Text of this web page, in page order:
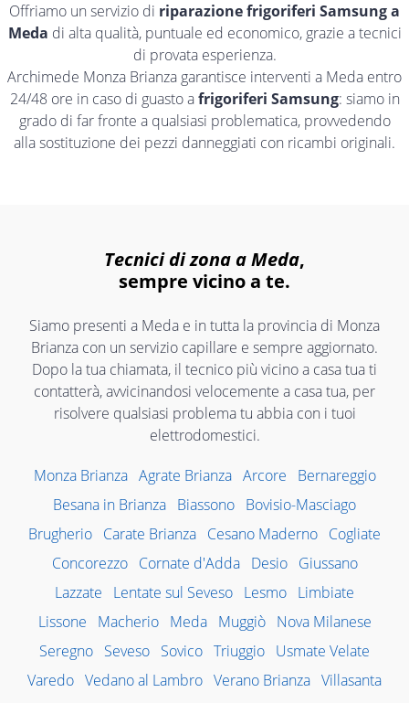
Offriamo un servizio di riparazione frigoriferi Samsung a
Meda di alta qualità, puntuale ed economico, grazie a tecnici
di provata esperienza.
Archimede Monza Brianza garantisce interventi a Meda entro
24/48 ore in caso di guasto afrigoriferi Samsung: siamo in
grado di far fronte a qualsiasi problematica, provvedendo
alla sostituzione dei pezzi danneggiati con ricambi originali.
Tecnici di zona a Meda,
sempre vicino a te.
Siamo presenti a Meda e in tutta la provincia di Monza
Brianza con un servizio capillare e sempre aggiornato.
Dopo la tua chiamata, il tecnico più vicino a casa tua ti
contatterà, avvicinandosi velocemente a casa tua, per
risolvere qualsiasi problema tu abbia con i tuoi
elettrodomestici.
Monza Brianza Agrate Brianza Arcore
Bernareggio
Besana in Brianza Biassono Bovisio-Masciago
Brugherio Carate Brianza Cesano Maderno Cogliate
Concorezzo
Cornate d'Adda Desio
Giussano
Lazzate
Lentate sul Seveso Lesmo Limbiate
Lissone
Macherio Meda Muggiò
Nova Milanese
Seregno Seveso Sovico Triuggio Usmate Velate
Varedo Vedano al Lambro Verano Brianza Villasanta